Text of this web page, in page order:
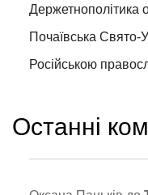
Держетнополітика
Почаївська Свято-
Російською
Останні